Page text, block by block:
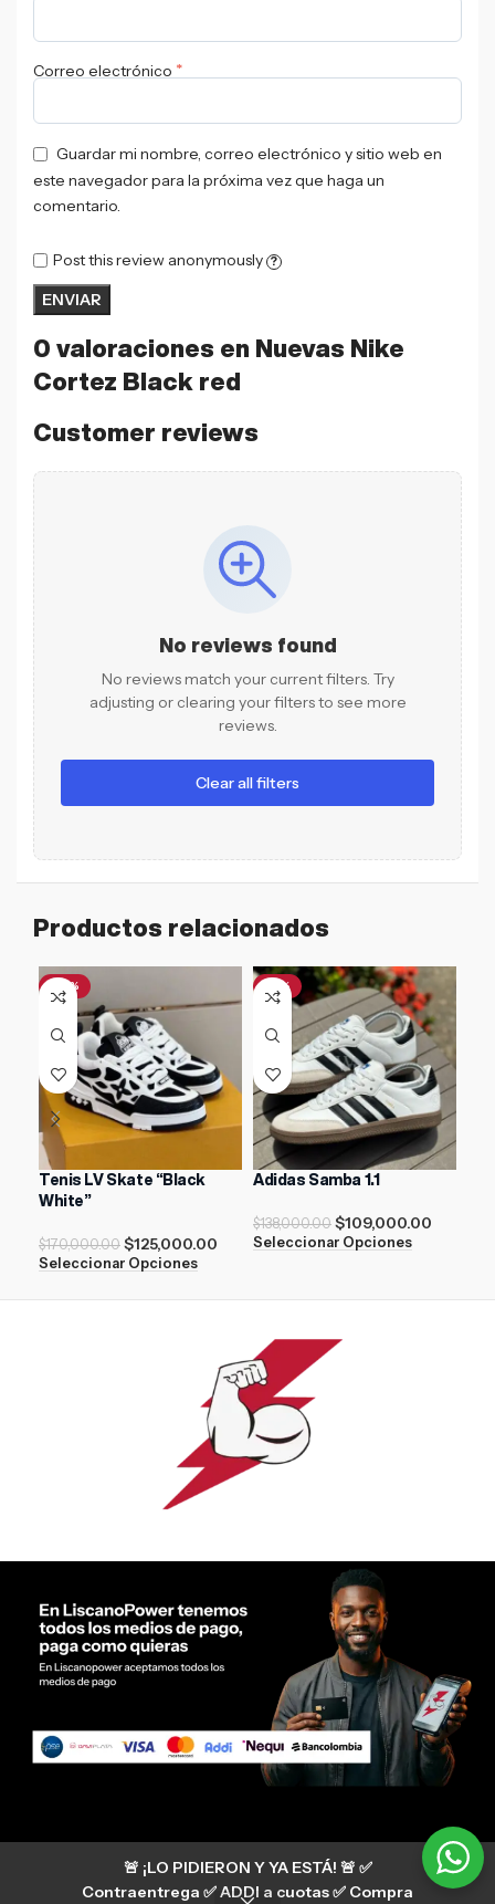
🚨 ¡LO PIDIERON Y YA ESTÁ! 🚨 ✅
Contraentrega ✅ ADDI a cuotas ✅ Compra
0 valoraciones en Nuevas Nike
Cortez Black red
Customer reviews
No reviews found
No reviews match your current filters. Try
adjusting or clearing your filters to see more
reviews.
Clear all filters
Correo electrónico *
Guardar mi nombre, correo electrónico y sitio web en
este navegador para la próxima vez que haga un
comentario.
Post this review anonymously ?
Productos relacionados
-26%
Tenis LV Skate “Black
White”
$170,000.00 $125,000.00
Seleccionar Opciones
-21%
Adidas Samba 1.1
$138,000.00 $109,000.00
Seleccionar Opciones
Si tienes algún tipo de duda, puedes consultar
nuestro centro de ayuda